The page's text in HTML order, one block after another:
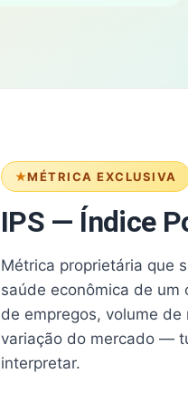
MÉTRICA EXCLUSIVA
IPS — Índice
Métrica proprietária que
saúde econômica de um
de empregos, volume
variação do mercado —
interpretar.